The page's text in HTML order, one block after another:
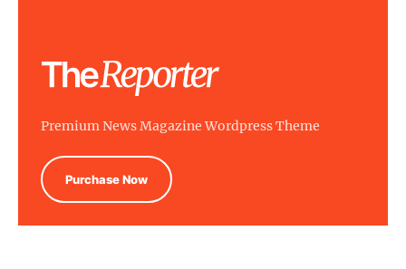
Premium News Magazine Wordpress Theme
Purchase Now